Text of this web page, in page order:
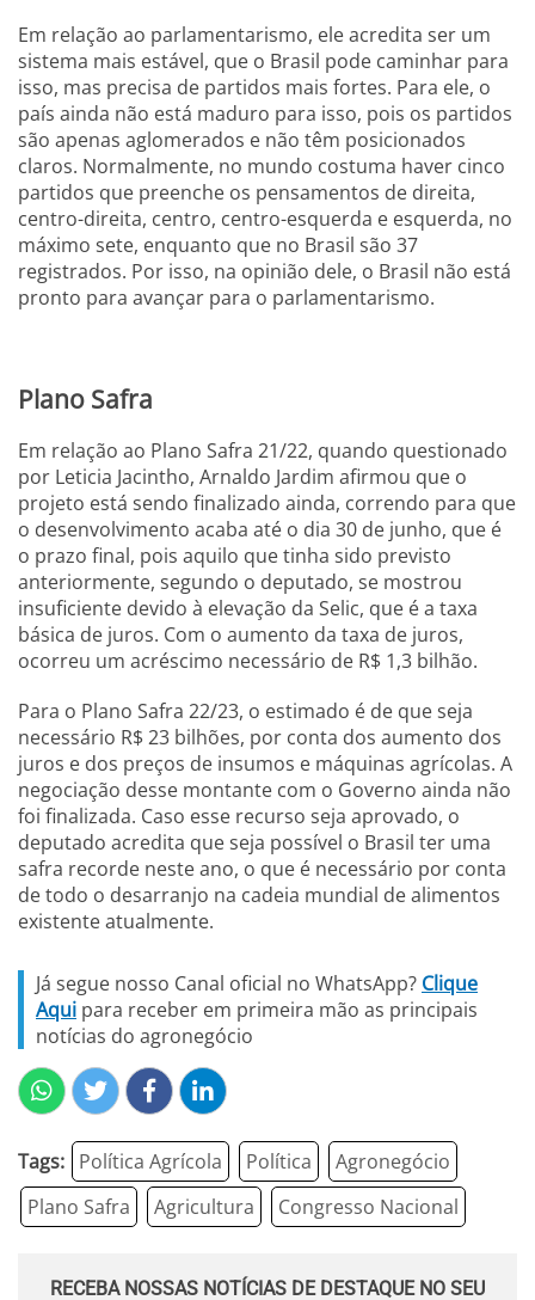
Em relação ao parlamentarismo, ele acredita ser um
sistema mais estável, que o Brasil pode caminhar para
isso, mas precisa de partidos mais fortes. Para ele, o
país ainda não está maduro para isso, pois os partidos
são apenas aglomerados e não têm posicionados
claros. Normalmente, no mundo costuma haver cinco
partidos que preenche os pensamentos de direita,
centro-direita, centro, centro-esquerda e esquerda, no
máximo sete, enquanto que no Brasil são 37
registrados. Por isso, na opinião dele, o Brasil não está
pronto para avançar para o parlamentarismo.
Plano Safra
Em relação ao Plano Safra 21/22, quando questionado
por Leticia Jacintho, Arnaldo Jardim afirmou que o
projeto está sendo finalizado ainda, correndo para que
o desenvolvimento acaba até o dia 30 de junho, que é
o prazo final, pois aquilo que tinha sido previsto
anteriormente, segundo o deputado, se mostrou
insuficiente devido à elevação da Selic, que é a taxa
básica de juros. Com o aumento da taxa de juros,
ocorreu um acréscimo necessário de R$ 1,3 bilhão.
Para o Plano Safra 22/23, o estimado é de que seja
necessário R$ 23 bilhões, por conta dos aumento dos
juros e dos preços de insumos e máquinas agrícolas. A
negociação desse montante com o Governo ainda não
foi finalizada. Caso esse recurso seja aprovado, o
deputado acredita que seja possível o Brasil ter uma
safra recorde neste ano, o que é necessário por conta
de todo o desarranjo na cadeia mundial de alimentos
existente atualmente.
Já segue nosso Canal oficial no WhatsApp? Clique
Aqui para receber em primeira mão as principais
notícias do agronegócio
Tags: Política Agrícola Política
Agronegócio
Plano Safra
Agricultura Congresso Nacional
RECEBA NOSSAS NOTÍCIAS DE DESTAQUE NO SEU